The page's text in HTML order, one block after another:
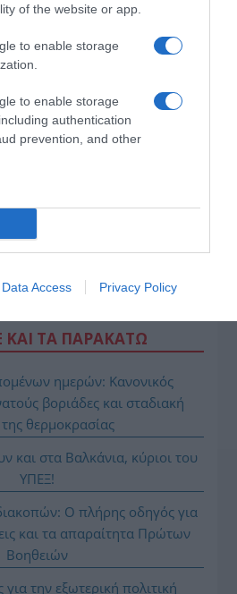
of the website or app.
to enable storage
to enable storage
authentication
prevention, and other
Data Access Privacy Policy
ΚΑΙ ΤΑ ΠΑΡΑΚΑΤΩ
ημερών: Κανονικός
βοριάδες και σταδιακή
θερμοκρασίας
και στα Βαλκάνια, κύριοι του
ΥΠΕΞ!
Ο πλήρης οδηγός για
και τα απαραίτητα Πρώτων
Βοηθειών
την εξωτερική πολιτική